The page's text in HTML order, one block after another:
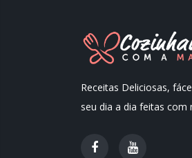
Receitas Deliciosas,
seu dia a dia feitas